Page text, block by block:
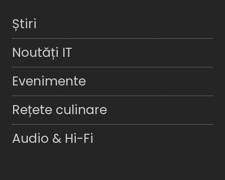
Știri
Noutăți IT
Evenimente
Rețete culinare
Audio & Hi-Fi